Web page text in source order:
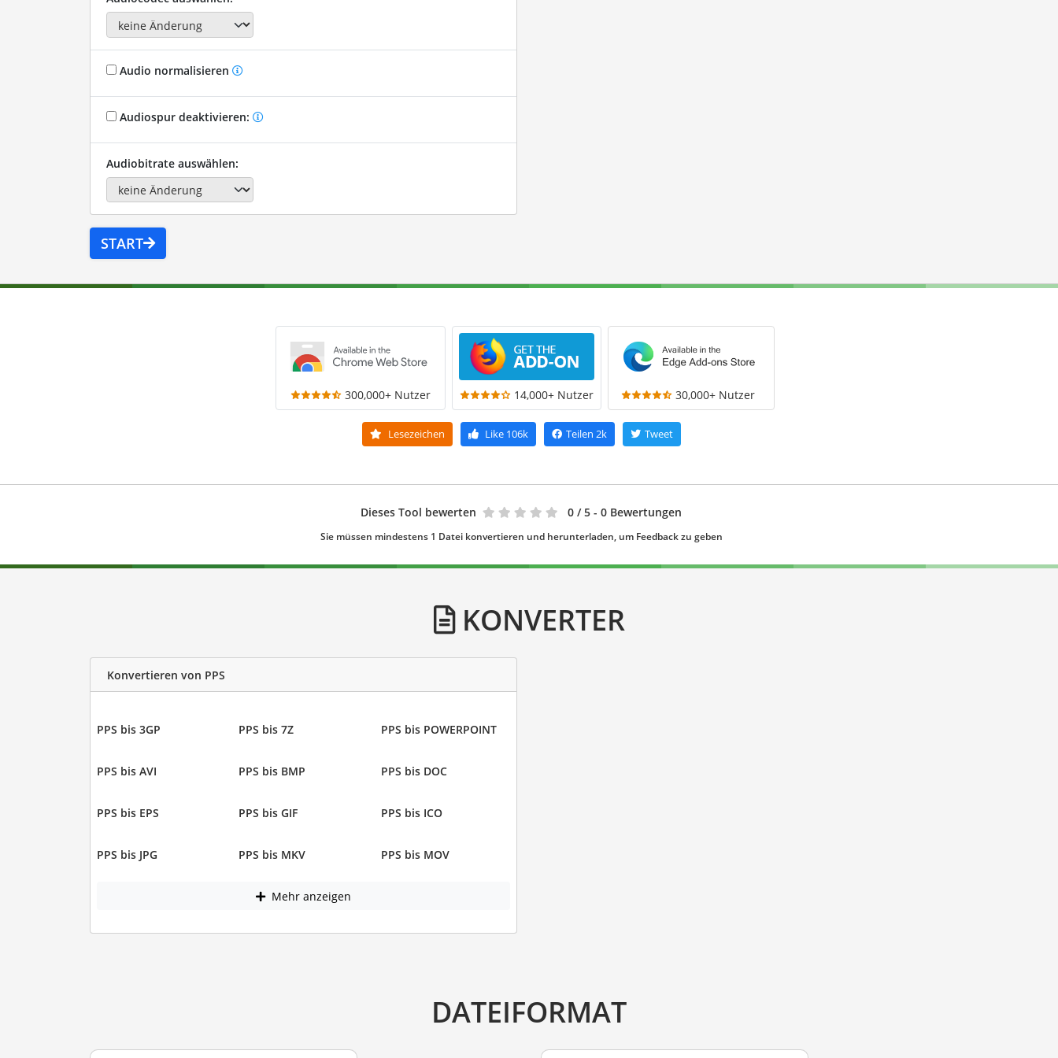
Audio normalisieren
Audiospur deaktivieren:
Audiobitrate auswählen:
START
300,000+ Nutzer 14,000+ Nutzer 30,000+ Nutzer
Lesezeichen Like106k Teilen 2k Tweet
Dieses Tool bewerten 0 / 5 - 0 Bewertungen
Sie müssen mindestens 1 Datei konvertieren und herunterladen, um Feedback zu geben
KONVERTER
Konvertieren von PPS
PPS bis 3GP PPS bis 7Z PPS bis POWERPOINT
PPS bis AVI PPS bis BMP PPS bis DOC
PPS bis EPS PPS bis GIF PPS bis ICO
PPS bis JPG PPS bis MKV PPS bis MOV
Mehr anzeigen
DATEIFORMAT